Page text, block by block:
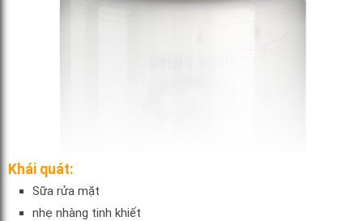
Khái quát:
Sữa rửa mặt
nhẹ nhàng tinh khiết